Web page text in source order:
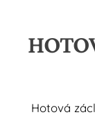
Hotová